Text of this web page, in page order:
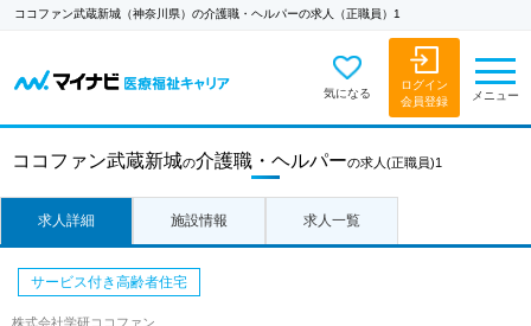
ココファン武蔵新城（神奈川県）の介護職・ヘルパーの求人（正職員）1
気になる
ログイン
会員登録
メニュー
ココファン武蔵新城の介護職・ヘルパーの求人 (正職員)1
求人詳細 施設情報 求人一覧
サービス付き高齢者住宅
株式会社学研ココファン